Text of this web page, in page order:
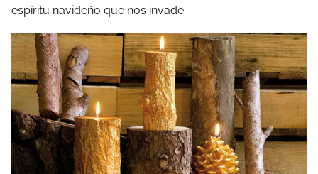
espíritu navideño que nos invade.